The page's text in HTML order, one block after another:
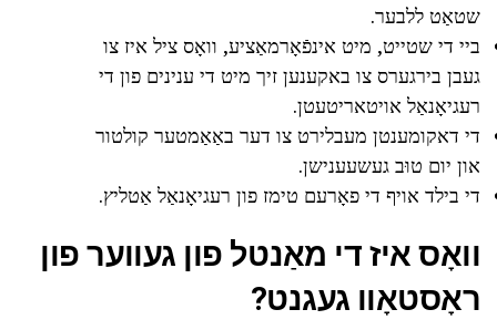
שטאַט ללבער.
ביי די שטייט, מיט אינפֿאָרמאַציע, וואָס ציל איז צו
געבן בירגערס צו באקענען זיך מיט די ענינים פון די
רעגיאָנאַל אויטאריטעטן.
די דאקומענטן מעבלירט צו דער באַאַמטער קולטור
און יום טוּב געשעענישן.
די בילד אויף די פאָרעם טימז פון רעגיאָנאַל אַטליץ.
וואָס איז די מאַנטל פון געווער פון
ראָסטאָוו געגנט?